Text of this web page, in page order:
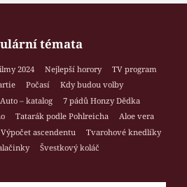
témata
2024 Nejlepší horory
TV program
Počasí
Kdy budou volby
Auto – katalog
7 pádů Honzy Dědka
Tatarák podle Pohlreicha
Aloe vera
Výpočet ascendentu
Tvarohové knedlíky
Švestkový koláč